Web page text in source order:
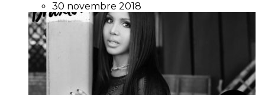
30 novembre 2018